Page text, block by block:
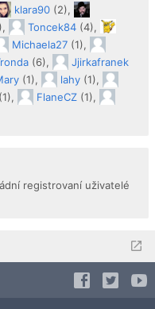
klara90 (2),
Toncek84 (4),
Michaela27 (1),
(6),
Jjirkafranek
(1), lahy (1),
(1), FlaneCZ (1),
registrovaní uživatelé